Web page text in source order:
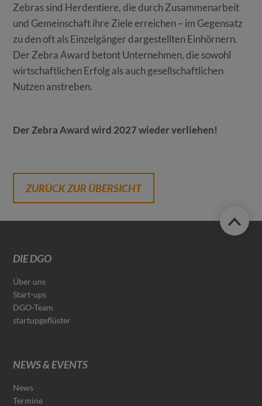
Zebras sind Herdentiere, die durch Zusammenarbeit
und Gemeinschaft ihre Ziele erreichen – im Gegensatz
zu den oft als Einzelgänger dargestellten Einhörnern.
Der Zebra Award betont Unternehmen, die sowohl
wirtschaftlichen Erfolg als auch gesellschaftlichen
Nutzen anstreben.
Der Zebra Award wird 2027 wieder verliehen!
ZURÜCK ZUR ÜBERSICHT
DIE DGO
Über uns
Start-ups
DGO-Team
startupgeflüster
NEWS & EVENTS
News
Termine